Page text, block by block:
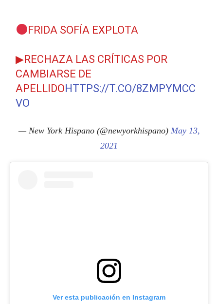
FRIDA SOFÍA EXPLOTA
▶RECHAZA LAS CRÍTICAS POR
CAMBIARSE DE
APELLIDOHTTPS://T.CO/8ZMPYMCC
VO
— New York Hispano (@newyorkhispano) May 13,
2021
Ver esta publicación en Instagram